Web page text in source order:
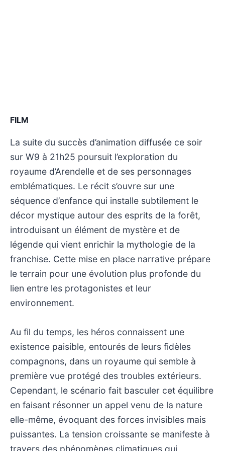
FILM
La suite du succès d’animation diffusée ce soir
sur W9 à 21h25 poursuit l’exploration du
royaume d’Arendelle et de ses personnages
emblématiques. Le récit s’ouvre sur une
séquence d’enfance qui installe subtilement le
décor mystique autour des esprits de la forêt,
introduisant un élément de mystère et de
légende qui vient enrichir la mythologie de la
franchise. Cette mise en place narrative prépare
le terrain pour une évolution plus profonde du
lien entre les protagonistes et leur
environnement.
Au fil du temps, les héros connaissent une
existence paisible, entourés de leurs fidèles
compagnons, dans un royaume qui semble à
première vue protégé des troubles extérieurs.
Cependant, le scénario fait basculer cet équilibre
en faisant résonner un appel venu de la nature
elle-même, évoquant des forces invisibles mais
puissantes. La tension croissante se manifeste à
travers des phénomènes climatiques qui